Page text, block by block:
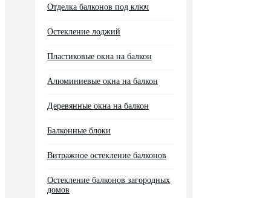
Отделка балконов под ключ
Остекление лоджий
Пластиковые окна на балкон
Алюминиевые окна на балкон
Деревянные окна на балкон
Балконные блоки
Витражное остекление балконов
Остекление балконов загородных
домов